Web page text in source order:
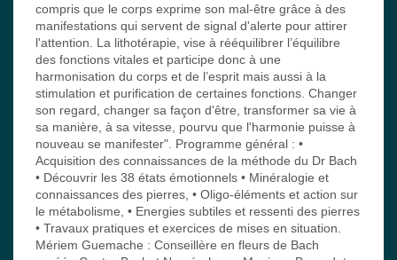
compris que le corps exprime son mal-être grâce à des
manifestations qui servent de signal d'alerte pour attirer
l'attention. La lithotérapie, vise à rééquilibrer l’équilibre
des fonctions vitales et participe donc à une
harmonisation du corps et de l’esprit mais aussi à la
stimulation et purification de certaines fonctions. Changer
son regard, changer sa façon d'être, transformer sa vie à
sa manière, à sa vitesse, pourvu que l'harmonie puisse à
nouveau se manifester". Programme général : •
Acquisition des connaissances de la méthode du Dr Bach
• Découvrir les 38 états émotionnels • Minéralogie et
connaissances des pierres, • Oligo-éléments et action sur
le métabolisme, • Energies subtiles et ressenti des pierres
• Travaux pratiques et exercices de mises en situation.
Mériem Guemache : Conseillère en fleurs de Bach